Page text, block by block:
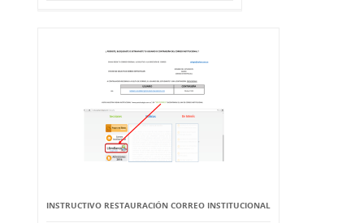
INSTRUCTIVO RESTAURACIÓN CORREO INSTITUCIONAL